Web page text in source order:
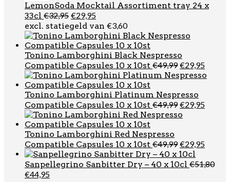
LemonSoda Mocktail Assortiment tray 24 x
33cl €32,95 Oorspronkelijke
prijs
was:
€32,95.
€29,95Huidige
prijs
is:
€29,95.
excl. statiegeld van €3,60
Tonino Lamborghini Black Nespresso
Compatible Capsules 10 x 10st €49,99
prijs
€49,99.
€29,95
prijs
Tonino Lamborghini Platinum Nespresso
Compatible Capsules 10 x 10st €49,99
prijs
€29,95
Tonino Lamborghini Red Nespresso
Compatible Capsules 10 x 10st €49,99
prijs
was:
€29,95
is:
Sanpellegrino Sanbitter Dry – 40 x 10cl €51,80
Oorspronkelijke
€44,95Huidige